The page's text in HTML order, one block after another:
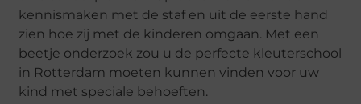
kennismaken met de staf en uit de eerste hand
zien hoe zij met de kinderen omgaan. Met een
beetje onderzoek zou u de perfecte kleuterschool
in Rotterdam moeten kunnen vinden voor uw
kind met speciale behoeften.